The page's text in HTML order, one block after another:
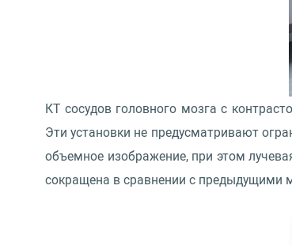
КТ сосудов головного мозга с
Эти установки не предусматривают
объемное изображение, при этом
сокращена в сравнении с предыдущими